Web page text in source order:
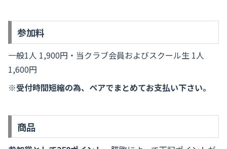
参加料
一般1人 1,900円・当クラブ会員およびスクール生 1人
1,600円
※受付時間短縮の為、ペアでまとめてお支払い下さい。
商品